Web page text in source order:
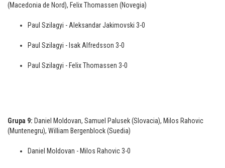
(Macedonia de Nord), Felix Thomassen (Novegia)
Paul Szilagyi - Aleksandar Jakimovski 3-0
Paul Szilagyi - Isak Alfredsson 3-0
Paul Szilagyi - Felix Thomassen 3-0
Grupa 9: Daniel Moldovan, Samuel Palusek (Slovacia), Milos Rahovic
(Muntenegru), William Bergenblock (Suedia)
Daniel Moldovan - Milos Rahovic 3-0